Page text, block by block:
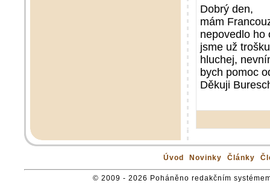
Dobrý den,
mám
nepovedlo ho
jsme už
hluchej,
bych pomoc
Děkuji
Úvod Novinky Články
© 2009 - 2026 Poháněno redakčním